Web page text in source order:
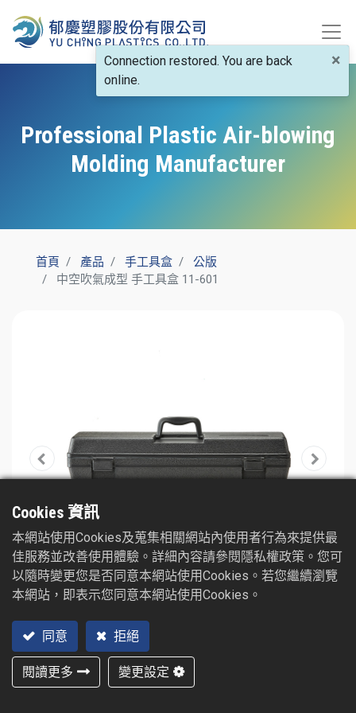
Professional Plastic Air-blowing
Molding Manufacturer
首頁 產品 手工具盒
公版
中空吹氣成型 手工具盒 11-601
Cookies 資訊
本網站使用Cookies及蒐集相關網站內使用者行為來提供最
佳服務並改善使用體驗。詳細內容請參閱隱私權政策。您可
以隨時變更您是否同意本網站使用Cookies。若您繼續瀏覽
本網站，即表示您同意本網站使用Cookies。
同意 拒絕
閱讀更多 變更設定
×
Connection restored. You are back
online.